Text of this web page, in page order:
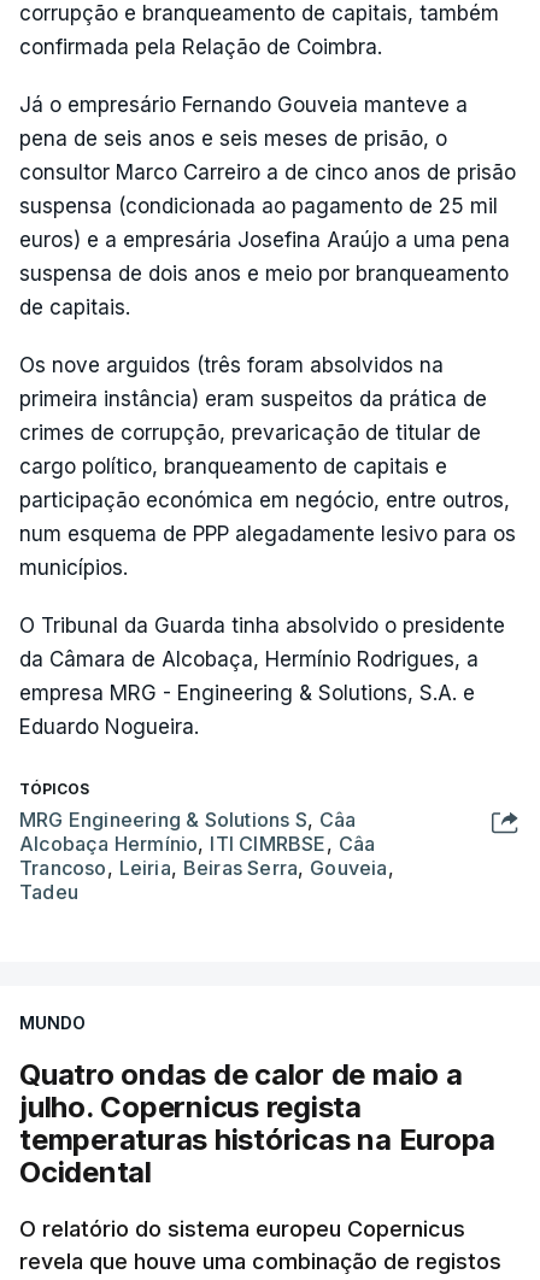
corrupção e branqueamento de capitais, também
confirmada pela Relação de Coimbra.
Já o empresário Fernando Gouveia manteve a
pena de seis anos e seis meses de prisão, o
consultor Marco Carreiro a de cinco anos de prisão
suspensa (condicionada ao pagamento de 25 mil
euros) e a empresária Josefina Araújo a uma pena
suspensa de dois anos e meio por branqueamento
de capitais.
Os nove arguidos (três foram absolvidos na
primeira instância) eram suspeitos da prática de
crimes de corrupção, prevaricação de titular de
cargo político, branqueamento de capitais e
participação económica em negócio, entre outros,
num esquema de PPP alegadamente lesivo para os
municípios.
O Tribunal da Guarda tinha absolvido o presidente
da Câmara de Alcobaça, Hermínio Rodrigues, a
empresa MRG - Engineering & Solutions, S.A. e
Eduardo Nogueira.
TÓPICOS
MRG Engineering & Solutions S, Câa
Alcobaça Hermínio, ITI CIMRBSE, Câa
Trancoso, Leiria, Beiras Serra, Gouveia,
Tadeu
MUNDO
Quatro ondas de calor de maio a
julho. Copernicus regista
temperaturas históricas na Europa
Ocidental
O relatório do sistema europeu Copernicus
revela que houve uma combinação de registos